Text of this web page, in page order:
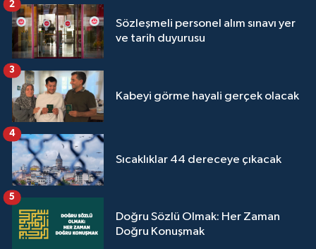
Sözleşmeli personel alım sınavı yer
ve tarih duyurusu
2
Kabeyi görme hayali gerçek olacak
3
Sıcaklıklar 44 dereceye çıkacak
4
Doğru Sözlü Olmak: Her Zaman
Doğru Konuşmak
5
Kırşehir Müftülüğü
Kocaeli Müftülüğü
Konya Müftülüğü
Kütahya Müftülüğü
Malatya Müftülüğü
Manisa Müftülüğü
Mardin Müftülüğü